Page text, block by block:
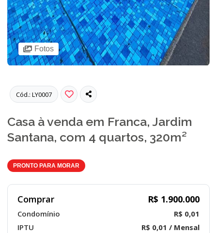
Fotos
Cód.: LY0007
Casa à venda em Franca, Jardim
Santana, com 4 quartos, 320m²
PRONTO PARA MORAR
Comprar R$ 1.900.000
Condomínio
R$ 0,01
IPTU
R$ 0,01 / Mensal